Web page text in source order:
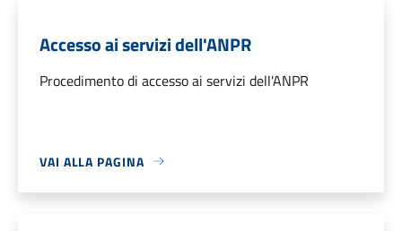
Accesso ai servizi dell'ANPR
Procedimento di accesso ai servizi dell'ANPR
VAI ALLA PAGINA